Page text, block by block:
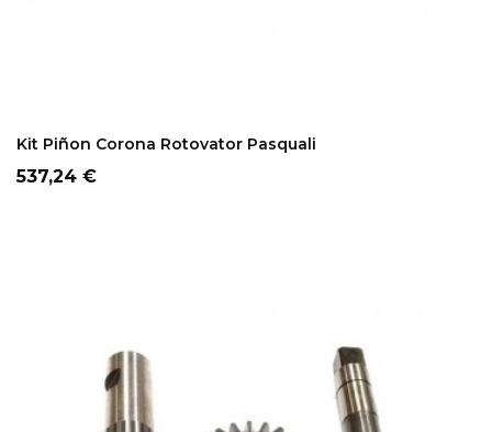
Kit Piñon Corona Rotovator Pasquali
Precio
537,24 €